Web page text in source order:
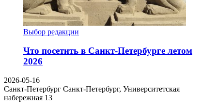
Выбор редакции
Что посетить в Санкт-Петербурге летом
2026
2026-05-16
Санкт-Петербург Санкт-Петербург, Университетская
набережная 13